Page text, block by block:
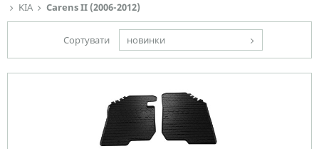
KIA
Carens ІІ (2006-2012)
Сортувати новинки